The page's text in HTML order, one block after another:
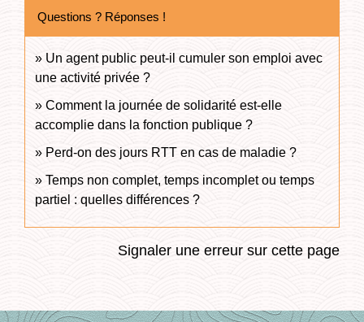
Questions ? Réponses !
Un agent public peut-il cumuler son emploi avec
une activité privée ?
Comment la journée de solidarité est-elle
accomplie dans la fonction publique ?
Perd-on des jours RTT en cas de maladie ?
Temps non complet, temps incomplet ou temps
partiel : quelles différences ?
Signaler une erreur sur cette page